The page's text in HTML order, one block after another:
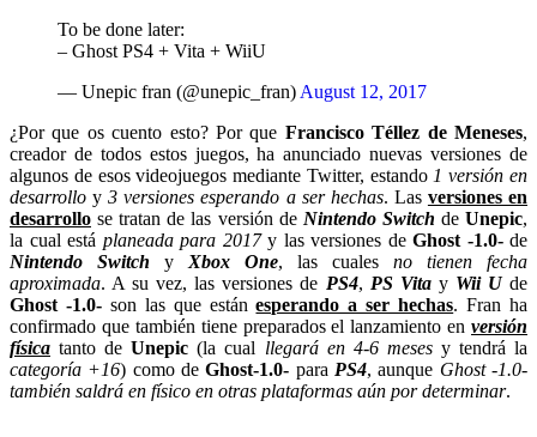
To be done later:
– Ghost PS4 + Vita + WiiU
— Unepic fran (@unepic_fran) August 12, 2017
¿Por que os cuento esto? Por que Francisco Téllez de Meneses,
creador de todos estos juegos, ha anunciado nuevas versiones de
algunos de esos videojuegos mediante Twitter, estando 1 versión en
desarrollo y3 versiones esperando a ser hechas. Las versiones en
desarrollo se tratan de las versión de Nintendo Switch deUnepic,
la cual está planeada para 2017y las versiones de Ghost -1.0-de
Nintendo Switch y Xbox One, las cuales no tienen fecha
aproximada. A su vez, las versiones de PS4, PS Vitay Wii Ude
Ghost -1.0-son las que estánesperando a ser hechas. Fran ha
confirmado que también tiene preparados el lanzamiento en versión
física tanto deUnepic (la cual llegará en 4-6 mesesy tendrá la
categoría +16) como deGhost-1.0- para PS4, aunque Ghost -1.0-
también saldrá en físico en otras plataformas aún por determinar.